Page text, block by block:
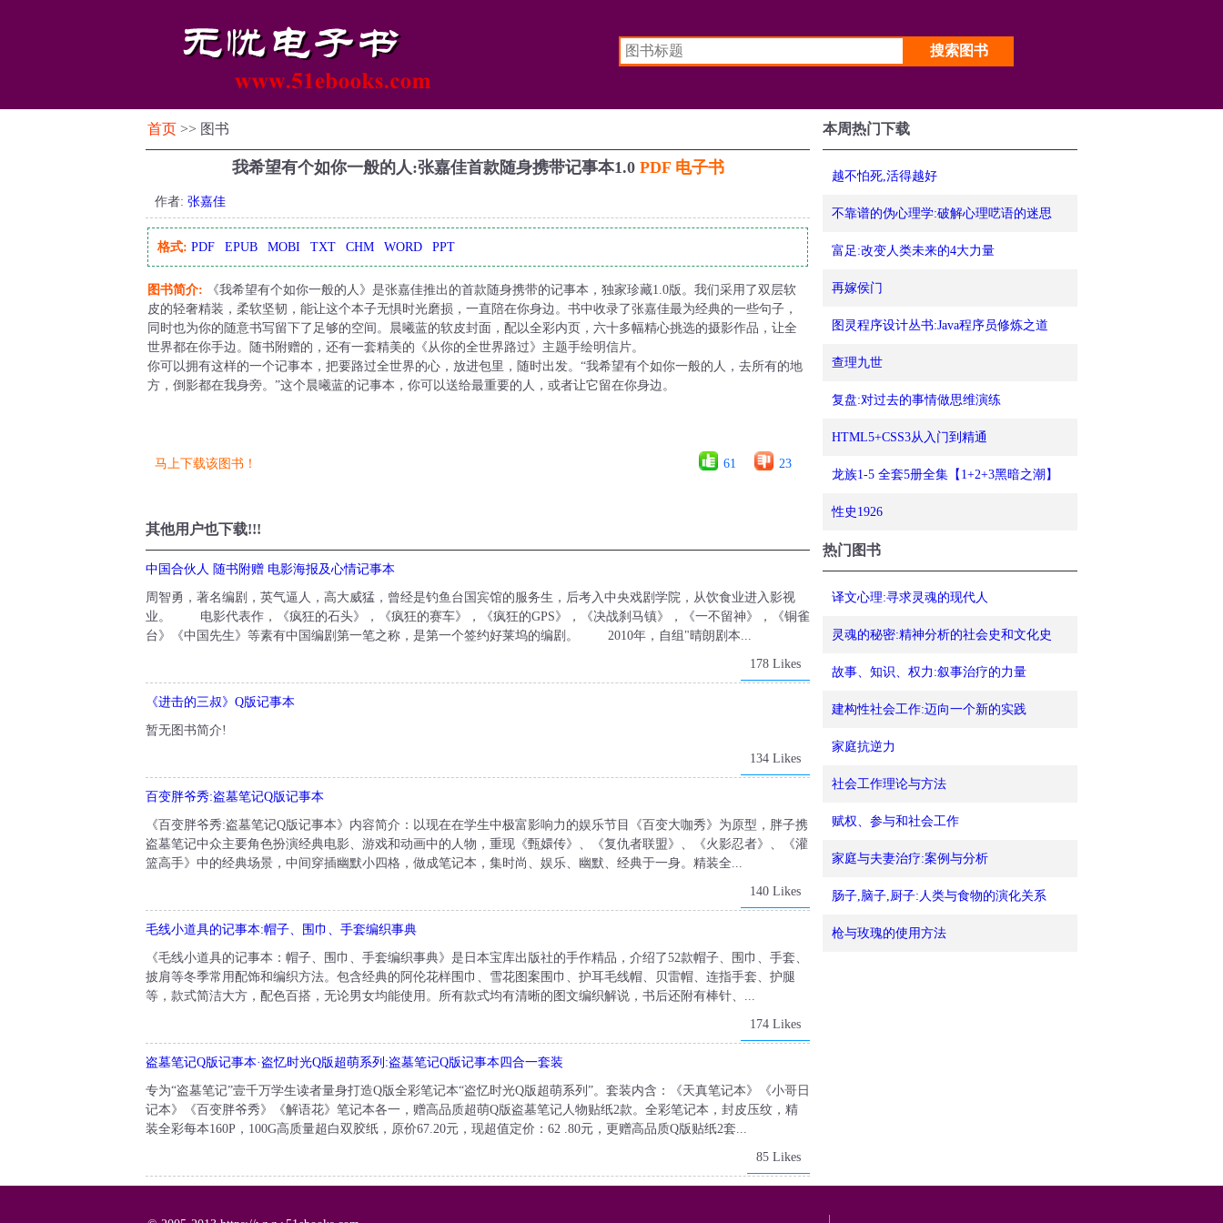
首页 >> 图书
我希望有个如你一般的人:张嘉佳首款随身携带记事本1.0 PDF 电子书
作者: 张嘉佳
格式: PDF EPUB MOBI TXT CHM WORD PPT
图书简介: 《我希望有个如你一般的人》是张嘉佳推出的首款随身携带的记事本，独家珍藏1.0版。我们采用了双层软
皮的轻奢精装，柔软坚韧，能让这个本子无惧时光磨损，一直陪在你身边。书中收录了张嘉佳最为经典的一些句子，
同时也为你的随意书写留下了足够的空间。晨曦蓝的软皮封面，配以全彩内页，六十多幅精心挑选的摄影作品，让全
世界都在你手边。随书附赠的，还有一套精美的《从你的全世界路过》主题手绘明信片。
你可以拥有这样的一个记事本，把要路过全世界的心，放进包里，随时出发。“我希望有个如你一般的人，去所有的地
方，倒影都在我身旁。”这个晨曦蓝的记事本，你可以送给最重要的人，或者让它留在你身边。
马上下载该图书！ 61 23
其他用户也下载!!!
中国合伙人 随书附赠 电影海报及心情记事本
周智勇，著名编剧，英气逼人，高大威猛，曾经是钓鱼台国宾馆的服务生，后考入中央戏剧学院，从饮食业进入影视
业。 电影代表作，《疯狂的石头》，《疯狂的赛车》，《疯狂的GPS》，《决战刹马镇》，《一不留神》，《铜雀
台》《中国先生》等素有中国编剧第一笔之称，是第一个签约好莱坞的编剧。 2010年，自组"晴朗剧本...
178 Likes
《进击的三叔》Q版记事本
暂无图书简介!
134 Likes
百变胖爷秀:盗墓笔记Q版记事本
《百变胖爷秀:盗墓笔记Q版记事本》内容简介：以现在在学生中极富影响力的娱乐节目《百变大咖秀》为原型，胖子携
盗墓笔记中众主要角色扮演经典电影、游戏和动画中的人物，重现《甄嬛传》、《复仇者联盟》、《火影忍者》、《灌
篮高手》中的经典场景，中间穿插幽默小四格，做成笔记本，集时尚、娱乐、幽默、经典于一身。精装全...
140 Likes
毛线小道具的记事本:帽子、围巾、手套编织事典
《毛线小道具的记事本：帽子、围巾、手套编织事典》是日本宝库出版社的手作精品，介绍了52款帽子、围巾、手套、
披肩等冬季常用配饰和编织方法。包含经典的阿伦花样围巾、雪花图案围巾、护耳毛线帽、贝雷帽、连指手套、护腿
等，款式简洁大方，配色百搭，无论男女均能使用。所有款式均有清晰的图文编织解说，书后还附有棒针、...
174 Likes
盗墓笔记Q版记事本·盗忆时光Q版超萌系列:盗墓笔记Q版记事本四合一套装
专为“盗墓笔记”壹千万学生读者量身打造Q版全彩笔记本“盗忆时光Q版超萌系列”。套装内含：《天真笔记本》《小哥日
记本》《百变胖爷秀》《解语花》笔记本各一，赠高品质超萌Q版盗墓笔记人物贴纸2款。全彩笔记本，封皮压纹，精
装全彩每本160P，100G高质量超白双胶纸，原价67.20元，现超值定价：62 .80元，更赠高品质Q版贴纸2套...
85 Likes
本周热门下载
越不怕死,活得越好
不靠谱的伪心理学:破解心理呓语的迷思
富足:改变人类未来的4大力量
再嫁侯门
图灵程序设计丛书:Java程序员修炼之道
查理九世
复盘:对过去的事情做思维演练
HTML5+CSS3从入门到精通
龙族1-5 全套5册全集【1+2+3黑暗之潮】
性史1926
热门图书
译文心理:寻求灵魂的现代人
灵魂的秘密:精神分析的社会史和文化史
故事、知识、权力:叙事治疗的力量
建构性社会工作:迈向一个新的实践
家庭抗逆力
社会工作理论与方法
赋权、参与和社会工作
家庭与夫妻治疗:案例与分析
肠子,脑子,厨子:人类与食物的演化关系
枪与玫瑰的使用方法